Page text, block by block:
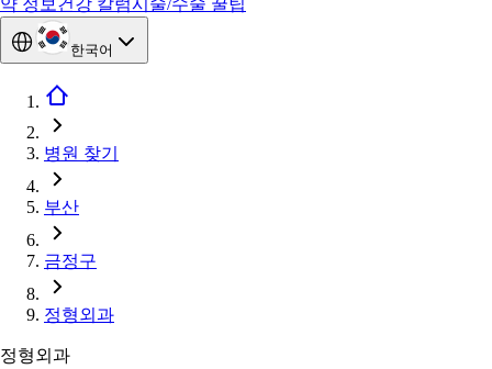
약 정보 건강 칼럼시술/수술 꿀팁
한국어
병원 찾기
부산
금정구
정형외과
정형외과